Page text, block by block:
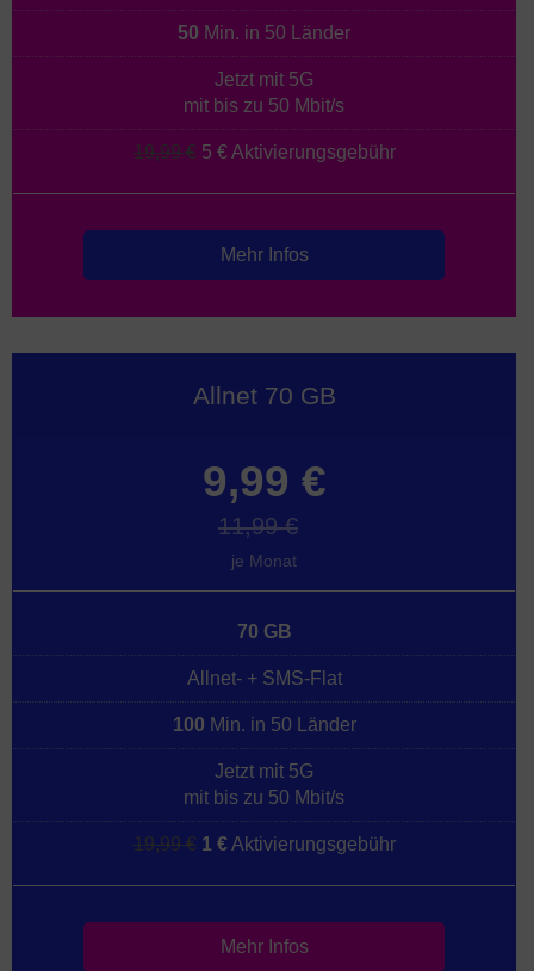
50 Min. in 50 Länder
Jetzt mit 5G
mit bis zu 50 Mbit/s
19,99 € 5 € Aktivierungsgebühr
Mehr Infos
Allnet 70 GB
9,99 €
11,99 €
je Monat
70 GB
Allnet- + SMS-Flat
100 Min. in 50 Länder
Jetzt mit 5G
mit bis zu 50 Mbit/s
19,99 € 1 €Aktivierungsgebühr
Mehr Infos